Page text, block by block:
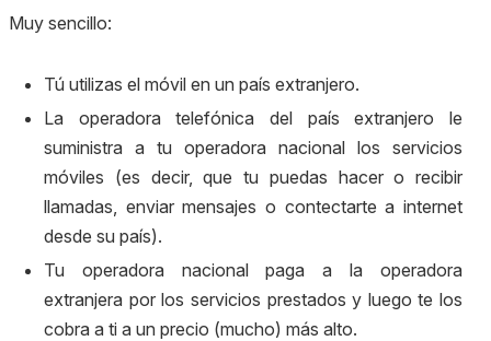
Muy sencillo:
Tú utilizas el móvil en un país extranjero.
La operadora telefónica del país extranjero le
suministra a tu operadora nacional los servicios
móviles (es decir, que tu puedas hacer o recibir
llamadas, enviar mensajes o contectarte a internet
desde su país).
Tu operadora nacional paga a la operadora
extranjera por los servicios prestados y luego te los
cobra a ti a un precio (mucho) más alto.